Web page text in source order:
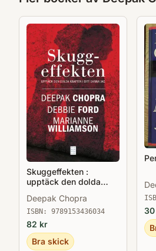
Skuggeffekten :
upptäck den dolda
Deepak Chopra
ISBN: 9789153436034
82 kr
Bra skick
30